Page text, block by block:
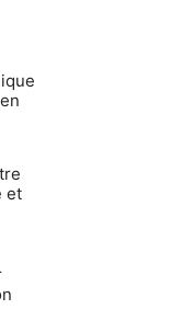
et